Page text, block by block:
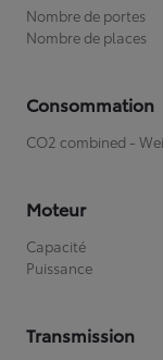
Nombre de portes
Nombre de places
Consommation
CO2 combined -
Moteur
Capacité
Puissance
Transmission